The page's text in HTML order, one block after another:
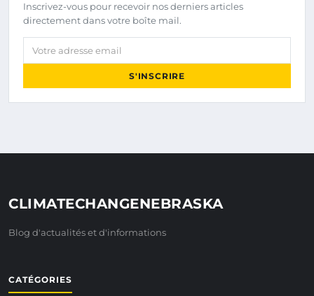
Inscrivez-vous pour recevoir nos derniers articles
directement dans votre boîte mail.
Votre adresse email
S'INSCRIRE
CLIMATECHANGENEBRASKA
Blog d'actualités et d'informations
CATÉGORIES